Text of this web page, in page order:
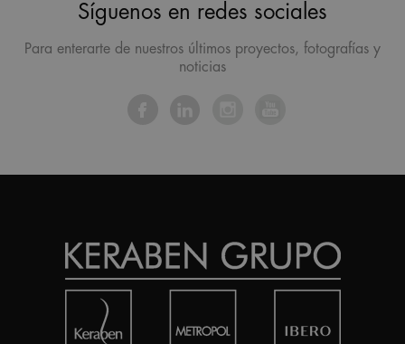
Síguenos en redes sociales
Para enterarte de nuestros últimos proyectos, fotografías y
noticias